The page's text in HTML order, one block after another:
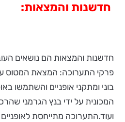
חדשנות והמצאות:
חדשנות והמצאות הם נושאים
פרקי התערוכה: המצאת המטוס על
בוני ומתקני אופניים והשתמשו
המכונית על ידי בנץ הגרמני
ועוד.התערוכה מתייחסת